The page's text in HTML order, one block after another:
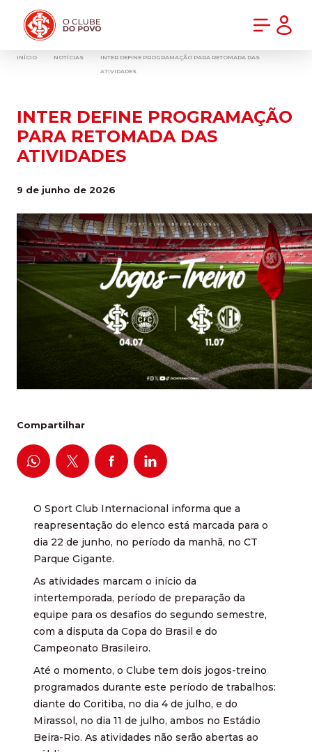
INÍCIO NOTÍCIAS
INTER DEFINE PROGRAMAÇÃO PARA RETOMADA DAS
ATIVIDADES
INTER DEFINE PROGRAMAÇÃO
PARA RETOMADA DAS
ATIVIDADES
9 de junho de 2026
Compartilhar
O Sport Club Internacional informa que a
reapresentação do elenco está marcada para o
dia 22 de junho, no período da manhã, no CT
Parque Gigante.
As atividades marcam o início da
intertemporada, período de preparação da
equipe para os desafios do segundo semestre,
com a disputa da Copa do Brasil e do
Campeonato Brasileiro.
Até o momento, o Clube tem dois jogos-treino
programados durante este período de trabalhos:
diante do Coritiba, no dia 4 de julho, e do
Mirassol, no dia 11 de julho, ambos no Estádio
Beira-Rio. As atividades não serão abertas ao